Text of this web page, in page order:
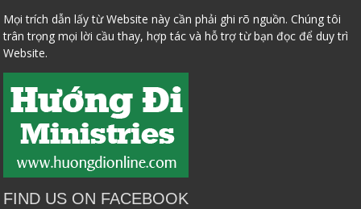
Mọi trích dẫn lấy từ Website này cần phải ghi rõ nguồn. Chúng tôi
trân trọng mọi lời cầu thay, hợp tác và hỗ trợ từ bạn đọc để duy trì
Website.
FIND US ON FACEBOOK